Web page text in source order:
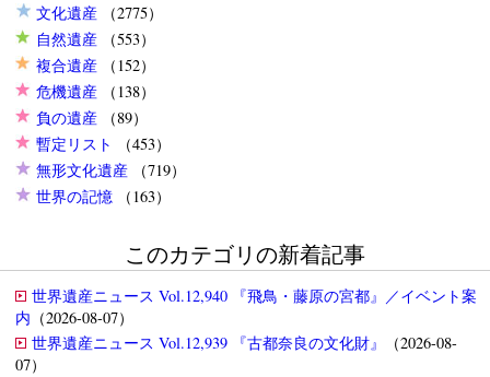
文化遺産（2775）
自然遺産（553）
複合遺産（152）
危機遺産（138）
負の遺産（89）
暫定リスト
（453）
無形文化遺産（719）
世界の記憶（163）
このカテゴリの新着記事
世界遺産ニュース Vol.12,940 『飛鳥・藤原の宮都』／イベント案
内 （2026-08-07）
世界遺産ニュース Vol.12,939 『古都奈良の文化財』
（2026-08-
07）